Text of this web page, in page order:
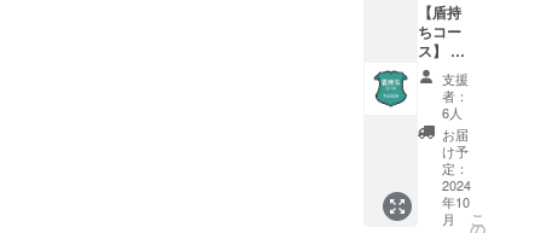
【盾持
ちコー
ス】 こ
ちらの
コース
では、
以下の
特典を
ご用意
してい
ます。
・御礼
支援
者：
6人
お届
け予
定：
2024
年10
月
こ